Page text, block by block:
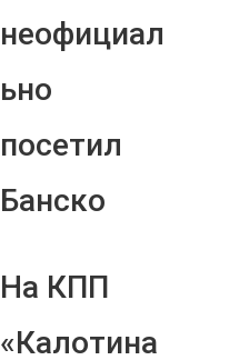
неофициал
ьно
посетил
Банско
На КПП
«Калотина